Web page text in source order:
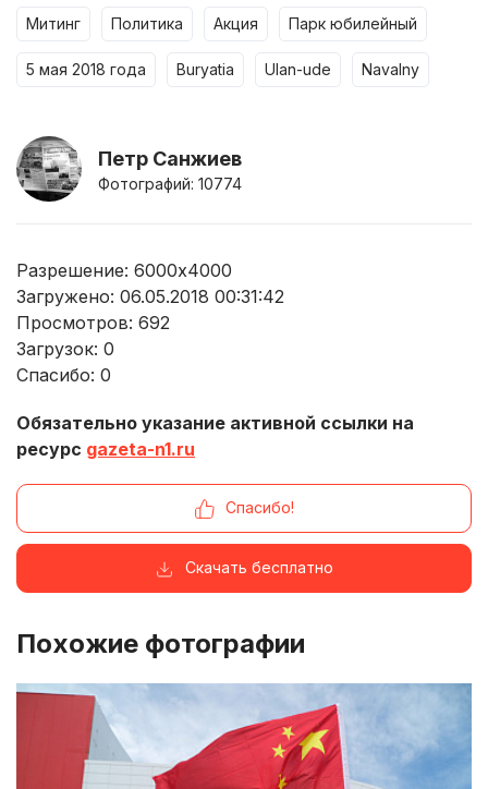
митинг политика акция парк юбилейный
5 мая 2018 года buryatia ulan-ude navalny
Петр Санжиев
Фотографий: 10774
Разрешение: 6000x4000
Загружено: 06.05.2018 00:31:42
Просмотров: 692
Загрузок: 0
Спасибо: 0
Обязательно указание активной ссылки на
ресурс gazeta-n1.ru
Спасибо!
Скачать бесплатно
Похожие фотографии